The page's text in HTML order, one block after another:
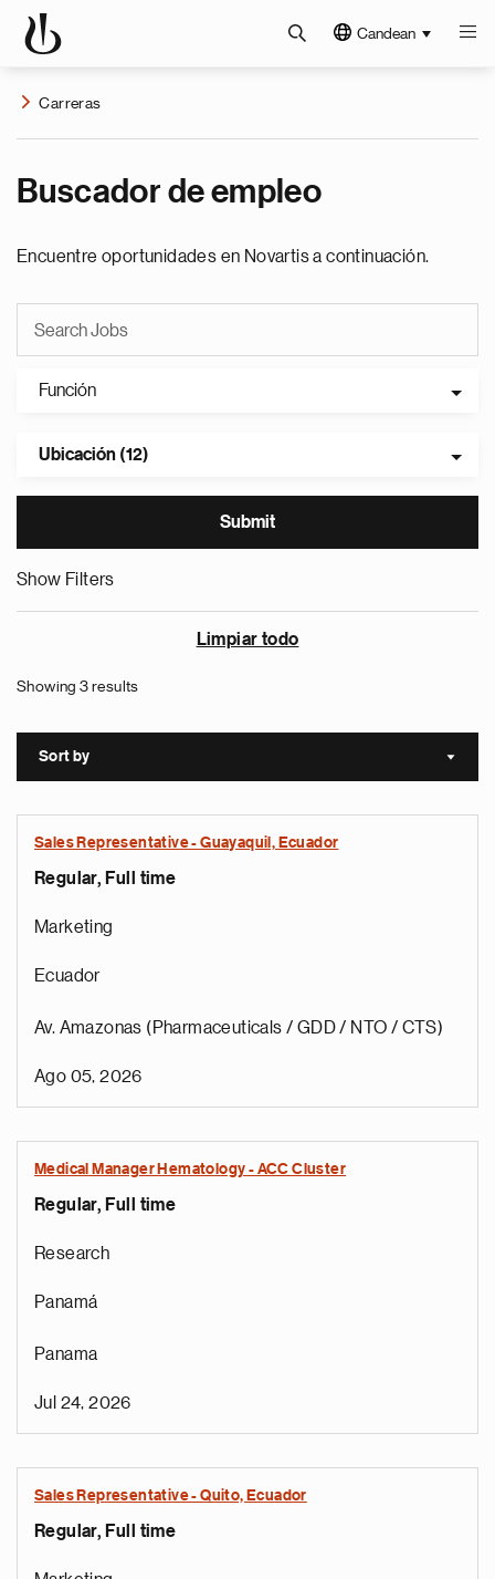
Candean
Carreras
Buscador de empleo
Encuentre oportunidades en Novartis a continuación.
Función
Ubicación (12)
Show Filters
Limpiar todo
Showing 3 results
Sort by Sort
Sales Representative - Guayaquil, Ecuador
Regular, Full time
Marketing
Ecuador
Av. Amazonas (Pharmaceuticals / GDD / NTO / CTS)
Ago 05, 2026
Medical Manager Hematology - ACC Cluster
Regular, Full time
Research
Panamá
Panama
Jul 24, 2026
Sales Representative - Quito, Ecuador
Regular, Full time